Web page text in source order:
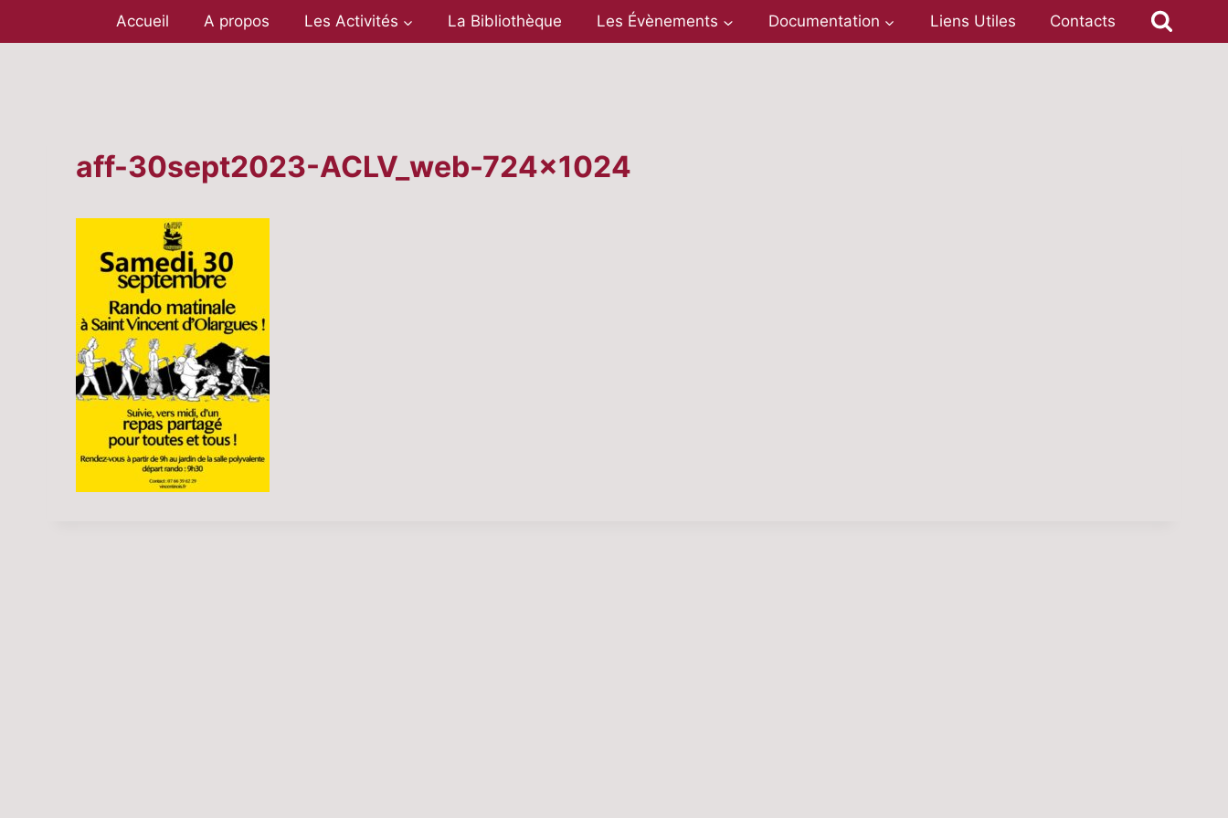
Accueil A propos Les Activités La Bibliothèque Les Évènements Documentation Liens Utiles Contacts
aff-30sept2023-ACLV_web-724×1024